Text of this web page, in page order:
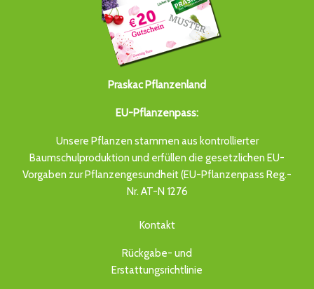
Praskac Pflanzenland
EU-Pflanzenpass:
Unsere Pflanzen stammen aus kontrollierter
Baumschulproduktion und erfüllen die gesetzlichen EU-
Vorgaben zur Pflanzengesundheit (EU-Pflanzenpass Reg.-
Nr. AT-N 1276
Kontakt
Rückgabe- und
Erstattungsrichtlinie